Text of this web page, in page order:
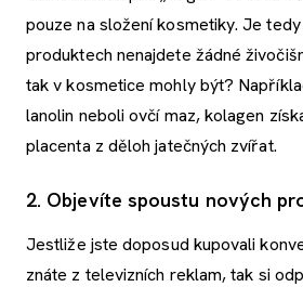
pouze na složení kosmetiky. Je
produktech nenajdete žádné
tak v kosmetice mohly být?
lanolin neboli ovčí maz, kolagen
placenta z děloh jatečných zvířat.
2. Objevíte spoustu nových
Jestliže jste doposud kupovali
znáte z televizních reklam, tak si